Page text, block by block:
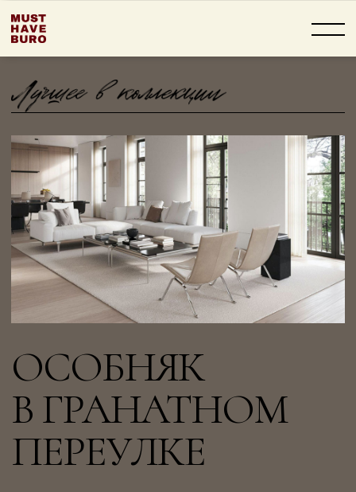
ОСОБНЯК
В ГРАНАТНОМ
ПЕРЕУЛКЕ
Многофункциональный особняк в сердце
Москвы с приватными зонами, мастер-
Пятиуровневый особняк (три надземных
и два подземных этажа) площадью
1 088,6 м² расположен в Гранатном
переулке, в самом сердце Москвы,